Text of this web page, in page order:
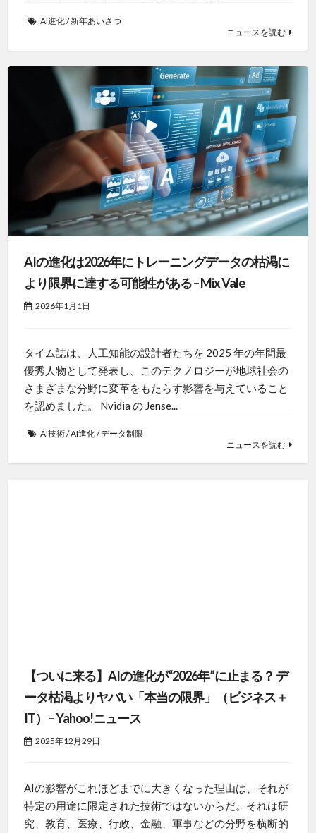
AI進化/新年あいさつ
ニュースを読む
AIの進化は2026年にトレーニングデータの枯渇に
より限界に達する可能性がある – Mix Vale
2026年1月1日
タイム誌は、人工知能の設計者たちを 2025 年の年間最
優秀人物として発表し、このテクノロジーが地球社会の
さまざまな分野に変革をもたらす影響を与えていること
を認めました。 Nvidia の Jense...
AI技術/AI進化/データ制限
ニュースを読む
【ついに来る】AIの進化が“2026年”に止まる？ デ
ータ枯渇よりヤバい「本当の限界」（ビジネス＋
IT） – Yahoo!ニュース
2025年12月29日
AIの影響がこれほどまでに大きくなった理由は、それが
特定の用途に限定された技術ではないからだ。それは研
究、教育、医療、行政、金融、軍事などの分野を横断的